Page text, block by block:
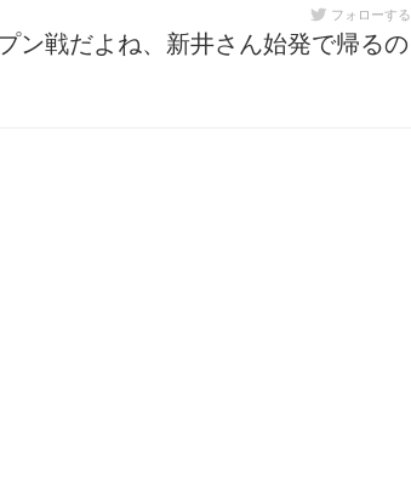
フォローする
ン戦だよね、新井さん始発で帰るの